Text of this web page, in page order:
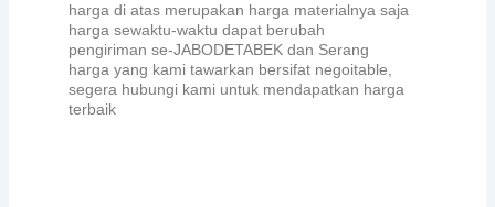
harga di atas merupakan harga materialnya saja
harga sewaktu-waktu dapat berubah
pengiriman se-JABODETABEK dan Serang
harga yang kami tawarkan bersifat negoitable,
segera hubungi kami untuk mendapatkan harga
terbaik